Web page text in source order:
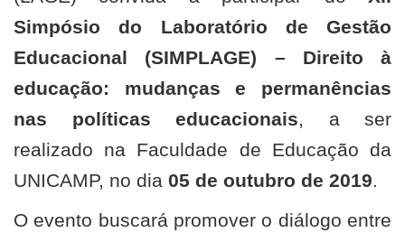
Simpósio do Laboratório de Gestão
Educacional (SIMPLAGE) – Direito à
educação: mudanças e permanências
nas políticas educacionais, a ser
realizado na Faculdade de Educação da
UNICAMP, no dia 05 de outubro de 2019.
O evento buscará promover o diálogo entre